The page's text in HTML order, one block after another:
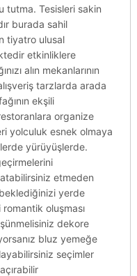
tutma. Tesisleri sakin
burada sahil
tiyatro ulusal
etkinliklere
alın mekanlarının
tarzlarda arada
ekşili
organize
yolculuk esnek olmaya
yürüyüşlerde.
etmeden
yerde
oluşması
dekore
bluz yemeğe
seçimler